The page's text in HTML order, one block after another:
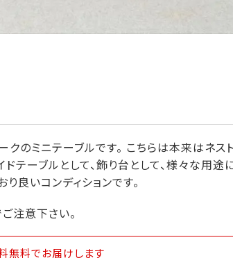
のミニテーブルです。 こちらは本来はネス
テーブルとして、飾り台として、様々な用途
良いコンディションです。
注意下さい。
無料でお届けします